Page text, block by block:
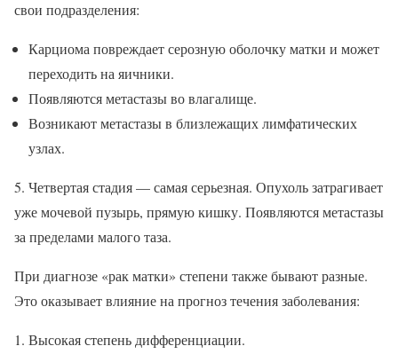
свои подразделения:
Карциома повреждает серозную оболочку матки и может
переходить на яичники.
Появляются метастазы во влагалище.
Возникают метастазы в близлежащих лимфатических
узлах.
5. Четвертая стадия — самая серьезная. Опухоль затрагивает
уже мочевой пузырь, прямую кишку. Появляются метастазы
за пределами малого таза.
При диагнозе «рак матки» степени также бывают разные.
Это оказывает влияние на прогноз течения заболевания:
Высокая степень дифференциации.